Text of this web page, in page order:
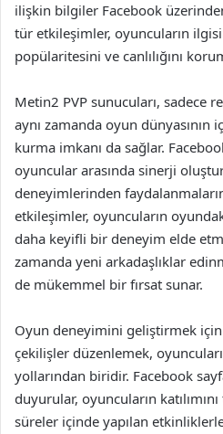
ilişkin bilgiler Facebook
tür etkileşimler, oyuncuların
popülaritesini ve canlılığını
Metin2 PVP sunucuları, sadece
aynı zamanda oyun dünyasının
kurma imkanı da sağlar.
oyuncular arasında sinerji
deneyimlerinden
etkileşimler, oyuncuların
daha keyifli bir deneyim elde
zamanda yeni arkadaşlıklar
de mükemmel bir fırsat sunar.
Oyun deneyimini geliştirmek
çekilişler düzenlemek,
yollarından biridir. Facebook
duyurular, oyuncuların
süreler içinde yapılan